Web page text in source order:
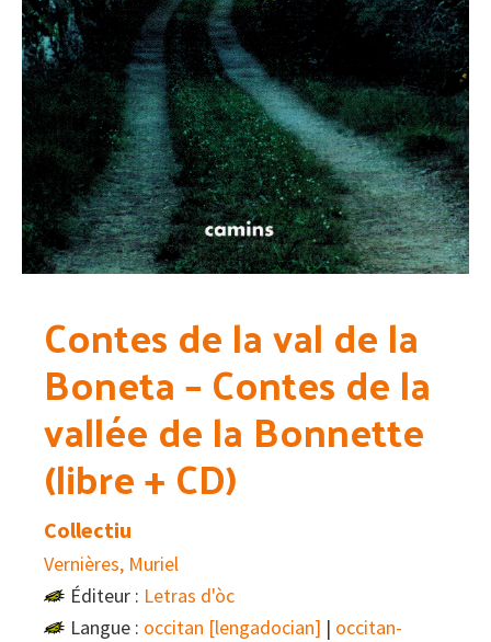
Contes de la val de la
Boneta – Contes de la
vallée de la Bonnette
(libre + CD)
Collectiu
Vernières, Muriel
Éditeur : Letras d'òc
Langue : occitan [lengadocian] | occitan-